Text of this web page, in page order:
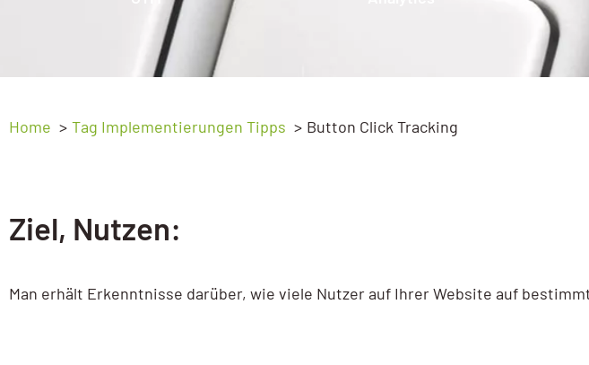
Ads Basic
Ads Advanced
My Business Workshop
GA4 Kompakt
GA4 Advanced
Webprogrammierung
SEO
GEO – SEO für KI
Home Tag Implementierungen Tipps Button Click Tracking
Ziel, Nutzen:
Man erhält Erkenntnisse darüber, wie viele Nutzer auf Ihrer Website auf